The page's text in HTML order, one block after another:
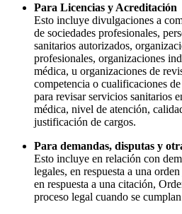
Para Licencias y Acreditación
Esto incluye divulgaciones a
de sociedades profesionales,
sanitarios autorizados,
profesionales, organizaciones
médica, u organizaciones de
competencia o cualificaciones
para revisar servicios sanitarios
médica, nivel de atención,
justificación de cargos.
Para demandas, disputas y
Esto incluye en relación con
legales, en respuesta a una
en respuesta a una citación,
proceso legal cuando se